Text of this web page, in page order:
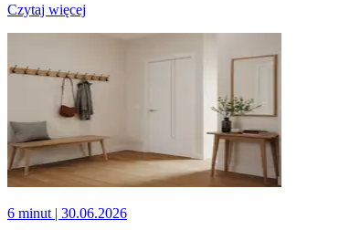
Czytaj więcej
6 minut | 30.06.2026